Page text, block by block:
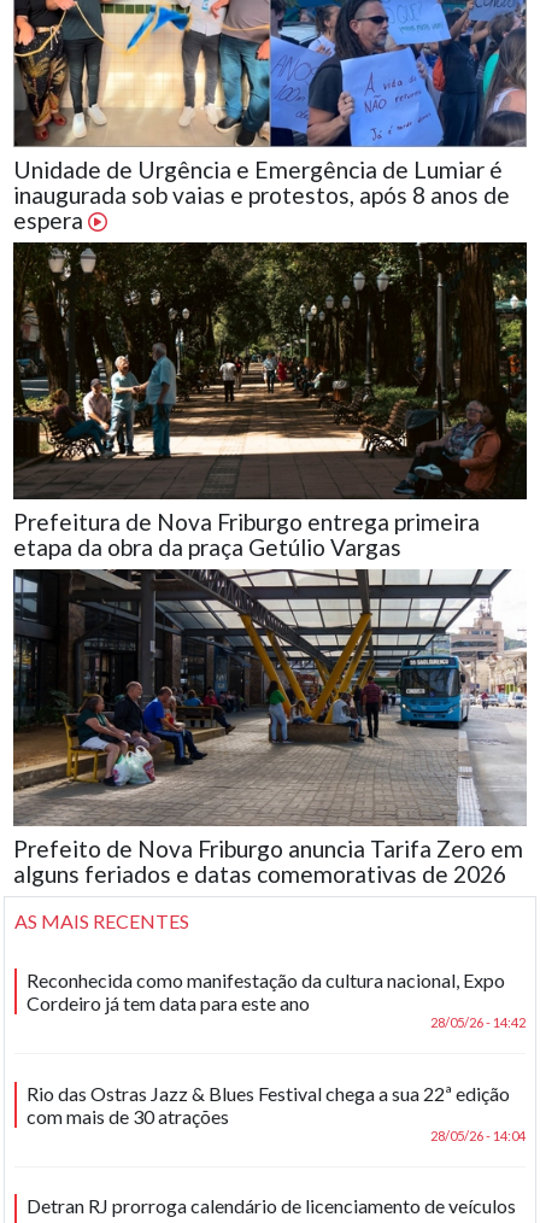
Unidade de Urgência e Emergência de Lumiar é
inaugurada sob vaias e protestos, após 8 anos de
espera
Prefeitura de Nova Friburgo entrega primeira
etapa da obra da praça Getúlio Vargas
Prefeito de Nova Friburgo anuncia Tarifa Zero em
alguns feriados e datas comemorativas de 2026
AS MAIS RECENTES
Reconhecida como manifestação da cultura nacional, Expo
Cordeiro já tem data para este ano
28/05/26 - 14:42
Rio das Ostras Jazz & Blues Festival chega a sua 22ª edição
com mais de 30 atrações
28/05/26 - 14:04
Detran RJ prorroga calendário de licenciamento de veículos